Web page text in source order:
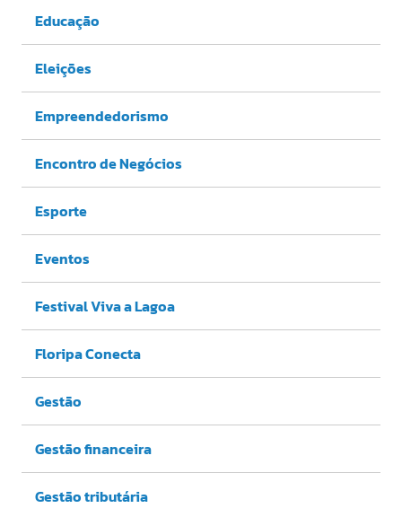
Educação
Eleições
Empreendedorismo
Encontro de Negócios
Esporte
Eventos
Festival Viva a Lagoa
Floripa Conecta
Gestão
Gestão financeira
Gestão tributária